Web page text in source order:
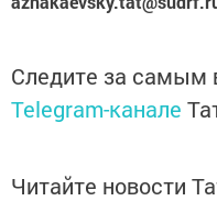
Следите за
Telegram-канале
Читайте новости